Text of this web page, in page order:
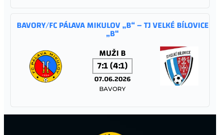
BAVORY/FC PÁLAVA MIKULOV „B“ – TJ VELKÉ BÍLOVICE
„B“
MUŽI B
7:1 (4:1)
07.06.2026
BAVORY